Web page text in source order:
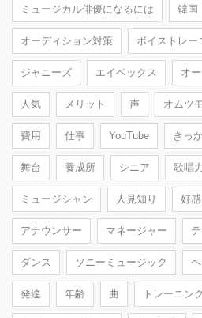
ミュージカル俳優になるには 韓国
オーディション対策 ボイストレー
ジャニーズ エイベックス オ
人気 メリット 声 オムツ
費用 仕事 YouTube きっ
舞台 養成所 シニア 歌唱力
ミュージシャン 人見知り 好
アナウンサー マネージャー
ダンス ソニーミュージック
発達 年齢 曲 トレーニン